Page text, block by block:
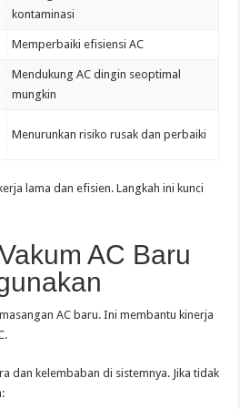
kontaminasi
Memperbaiki efisiensi AC
Mendukung AC dingin seoptimal
mungkin
Menurunkan risiko rusak dan perbaiki
lama dan efisien. Langkah ini kunci
AC Baru
AC baru. Ini membantu kinerja
dan kelembaban di sistemnya. Jika tidak